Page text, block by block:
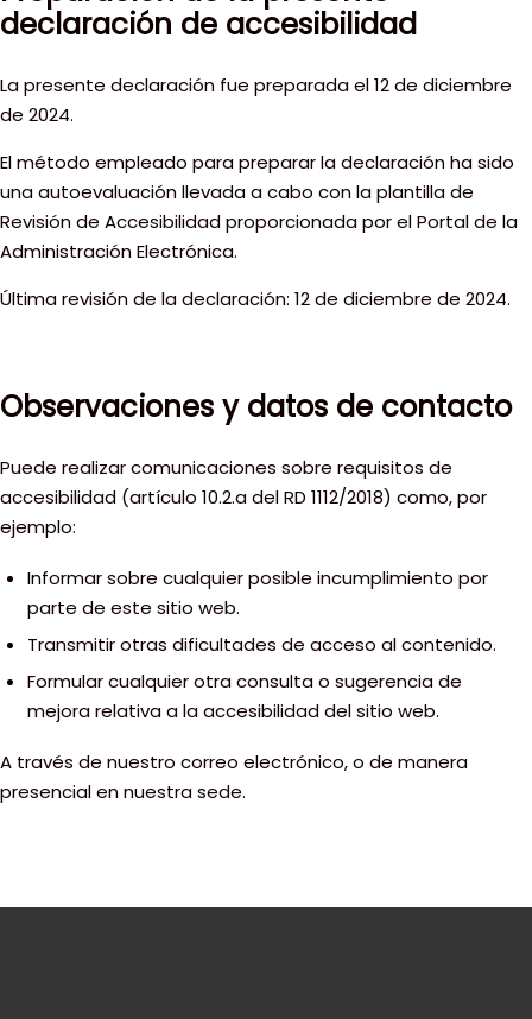
declaración de accesibilidad
La presente declaración fue preparada el 12 de diciembre
de 2024.
El método empleado para preparar la declaración ha sido
una autoevaluación llevada a cabo con la plantilla de
Revisión de Accesibilidad proporcionada por el Portal de la
Administración Electrónica.
Última revisión de la declaración: 12 de diciembre de 2024.
Observaciones y datos de contacto
Puede realizar comunicaciones sobre requisitos de
accesibilidad (artículo 10.2.a del RD 1112/2018) como, por
ejemplo:
Informar sobre cualquier posible incumplimiento por
parte de este sitio web.
Transmitir otras dificultades de acceso al contenido.
Formular cualquier otra consulta o sugerencia de
mejora relativa a la accesibilidad del sitio web.
A través de nuestro correo electrónico, o de manera
presencial en nuestra sede.